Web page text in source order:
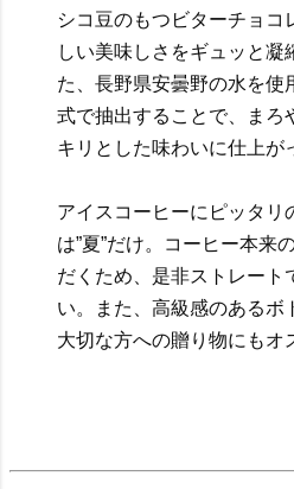
シコ豆のもつビターチョコ
しい美味しさをギュッと凝
た、長野県安曇野の水を使
式で抽出することで、まろ
キリとした味わいに仕上が
アイスコーヒーにピッタリ
は”夏”だけ。コーヒー本来
だくため、是非ストレート
い。また、高級感のあるボ
大切な方への贈り物にもオ